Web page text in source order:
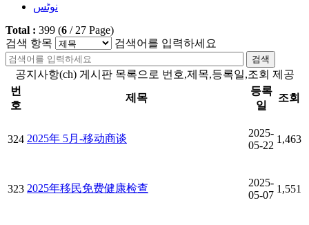
نوٹس
Total : 399 (6 / 27 Page)
검색 항목
검색어를 입력하세요
검색
공지사항(ch) 게시판 목록으로 번호,제목,등록일,조회 제공
번
호
제목
등록
일
조회
324 2025年 5月-移动商谈
2025-
05-22
1,463
323 2025年移民免费健康检查
2025-
05-07
1,551